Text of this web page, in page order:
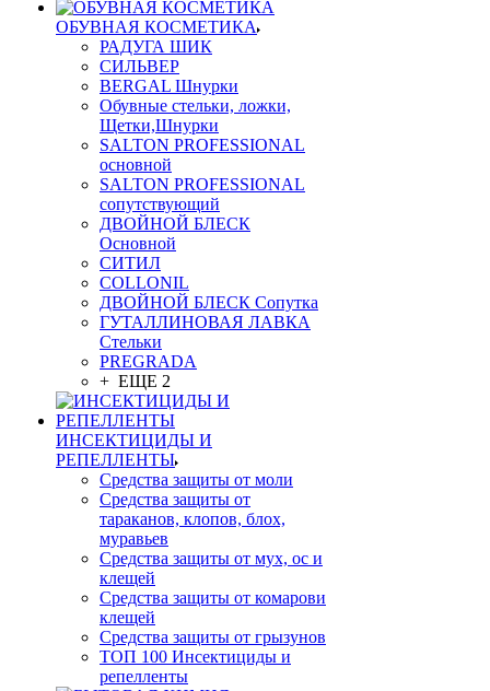
ОБУВНАЯ КОСМЕТИКА
РАДУГА ШИК
СИЛЬВЕР
BERGAL Шнурки
Обувные стельки, ложки,
Щетки,Шнурки
SALTON PROFESSIONAL
основной
SALTON PROFESSIONAL
сопутствующий
ДВОЙНОЙ БЛЕСК
Основной
СИТИЛ
COLLONIL
ДВОЙНОЙ БЛЕСК Сопутка
ГУТАЛЛИНОВАЯ ЛАВКА
Стельки
PREGRADA
+ ЕЩЕ 2
ИНСЕКТИЦИДЫ И
РЕПЕЛЛЕНТЫ
Средства защиты от моли
Средства защиты от
тараканов, клопов, блох,
муравьев
Средства защиты от мух, ос и
клещей
Средства защиты от комарови
клещей
Средства защиты от грызунов
ТОП 100 Инсектициды и
репелленты